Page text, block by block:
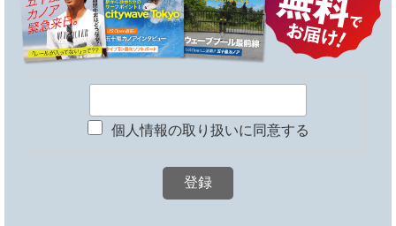
個人情報の取り扱いに同意する